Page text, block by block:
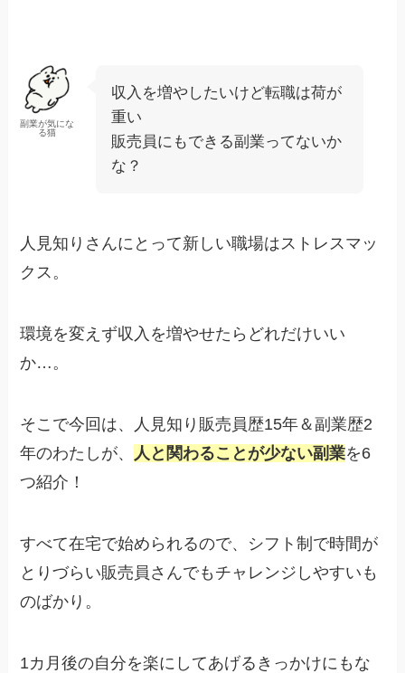
副業が気にな
る猫
収入を増やしたいけど転職は荷が
重い
販売員にもできる副業ってないか
な？
人見知りさんにとって新しい職場はストレスマッ
クス。
環境を変えず収入を増やせたらどれだけいい
か…。
そこで今回は、人見知り販売員歴15年＆副業歴2
年のわたしが、 人と関わることが少ない副業を6
つ紹介！
すべて在宅で始められるので、シフト制で時間が
とりづらい販売員さんでもチャレンジしやすいも
のばかり。
1カ月後の自分を楽にしてあげるきっかけにもな